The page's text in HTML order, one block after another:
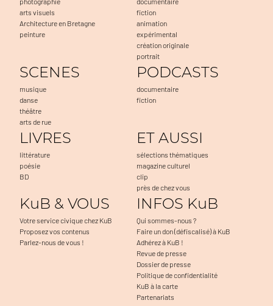
arts visuels
Architecture en Bretagne
peinture
fiction
animation
expérimental
création originale
portrait
SCENES
musique
danse
théâtre
arts de rue
PODCASTS
documentaire
fiction
LIVRES
littérature
poésie
BD
ET AUSSI
sélections thématiques
magazine culturel
clip
près de chez vous
KuB & VOUS
Votre service civique chez KuB
Proposez vos contenus
Parlez-nous de vous !
INFOS KuB
Qui sommes-nous ?
Faire un don (défiscalisé) à KuB
Adhérez à KuB !
Revue de presse
Dossier de presse
Politique de confidentialité
KuB à la carte
Partenariats